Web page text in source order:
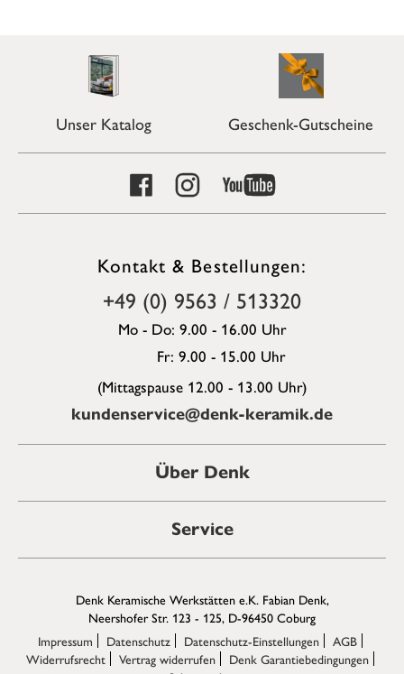
Unser Katalog Geschenk-Gutscheine
Kontakt & Bestellungen:
+49 (0) 9563 / 513320
Mo - Do: 9.00 - 16.00 Uhr
Fr: 9.00 - 15.00 Uhr
(Mittagspause 12.00 - 13.00 Uhr)
kundenservice@denk-keramik.de
Über Denk
Service
Denk Keramische Werkstätten e.K. Fabian Denk,
Neershofer Str. 123 - 125, D-96450 Coburg
Impressum
Datenschutz Datenschutz-Einstellungen
AGB
Widerrufsrecht
Vertrag widerrufen
Denk Garantiebedingungen